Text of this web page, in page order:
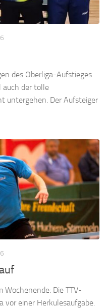
des Oberliga-Aufstieges
auch der tolle
untergehen. Der Aufsteiger
Die TTV-
vor einer Herkulesaufgabe.